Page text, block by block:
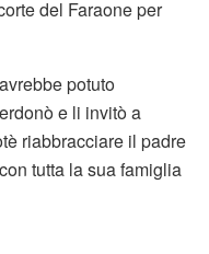
del Faraone per
potuto
e li invitò a
riabbracciare il padre
tutta la sua famiglia